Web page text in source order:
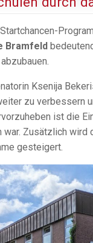
Bramfeld
Ksenija
zu verbessern
ist die
war. Zusätzlich
gesteigert.